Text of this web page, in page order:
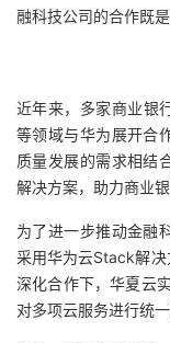
融科技公司的合作既
近年来，多家商业银
等领域与华为展开合
质量发展的需求相结
解决方案，助力商业
为了进一步推动金融
采用华为云Stack解
深化合作下，华夏云
对多项云服务进行统